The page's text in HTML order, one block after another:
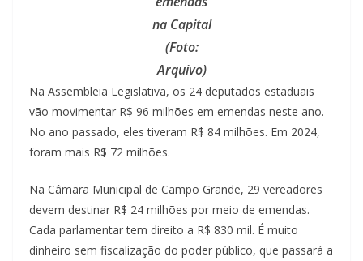
na Capital
(Foto:
Arquivo)
Na Assembleia Legislativa, os 24 deputados estaduais
vão movimentar R$ 96 milhões em emendas neste ano.
No ano passado, eles tiveram R$ 84 milhões. Em 2024,
foram mais R$ 72 milhões.
Na Câmara Municipal de Campo Grande, 29 vereadores
devem destinar R$ 24 milhões por meio de emendas.
Cada parlamentar tem direito a R$ 830 mil. É muito
dinheiro sem fiscalização do poder público, que passará a